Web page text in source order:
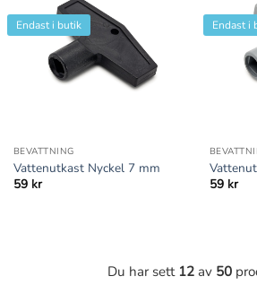
Endast i butik
BEVATTNING
Vattenutkast Nyckel 7 mm
59 kr
Endast i
59 kr
Du har sett 12av 50